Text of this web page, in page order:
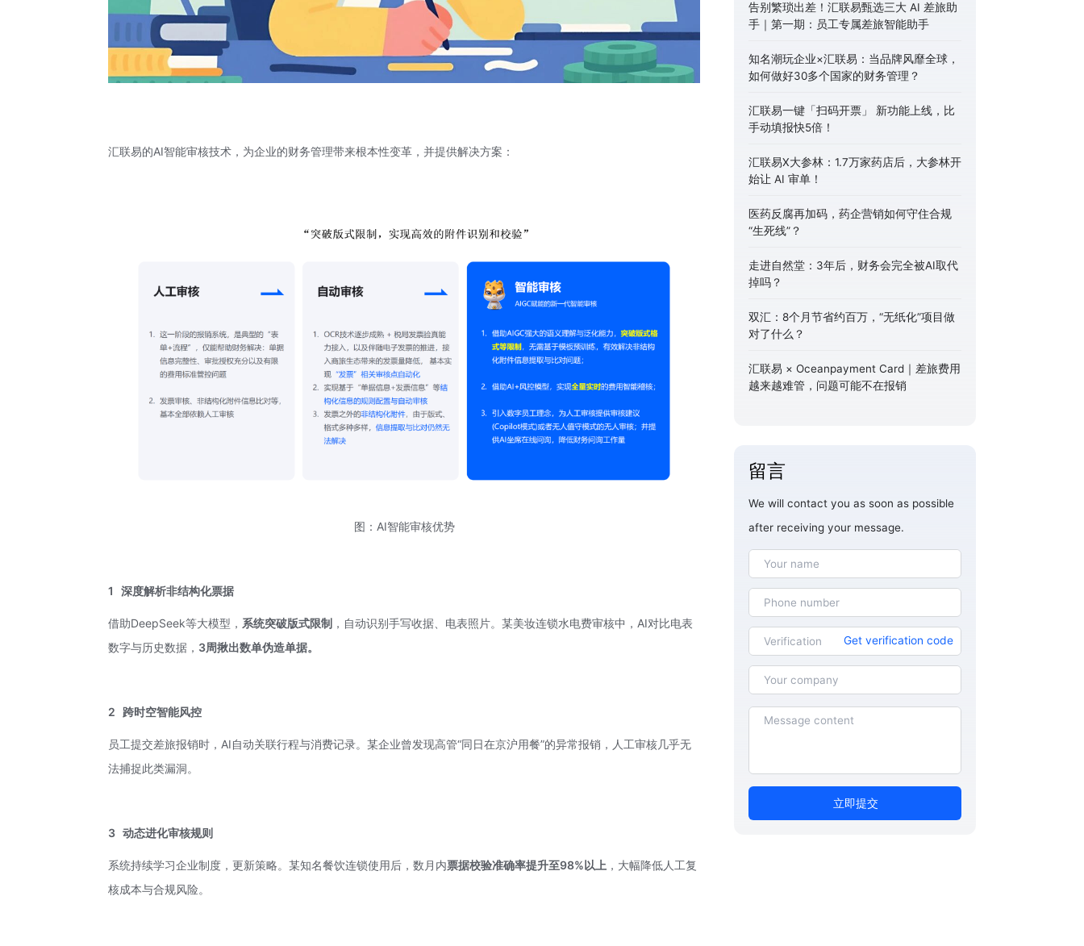
汇联易的AI智能审核技术，为企业的财务管理带来根本性变革，并提供解决方案：
图：AI智能审核优势
1深度解析非结构化票据
借助DeepSeek等大模型， 系统突破版式限制 ，自动识别手写收据、电表照片。某美妆连锁水电费审核中，AI对比电表
数字与历史数据， 3周揪出数单伪造单据。
2 跨时空智能风控
员工提交差旅报销时，AI自动关联行程与消费记录。某企业曾发现高管“同日在京沪用餐”的异常报销，人工审核几乎无
法捕捉此类漏洞。
3动态进化审核规则
系统持续学习企业制度，更新策略。某知名餐饮连锁使用后，数月内票据校验准确率提升至98%以上 ，大幅降低人工复
核成本与合规风险。
告别繁琐出差！汇联易甄选三大 AI 差旅助
手｜第一期：员工专属差旅智能助手
知名潮玩企业×汇联易：当品牌风靡全球，
如何做好30多个国家的财务管理？
汇联易一键「扫码开票」 新功能上线，比
手动填报快5倍！
汇联易X大参林：1.7万家药店后，大参林开
始让 AI 审单！
医药反腐再加码，药企营销如何守住合规
“生死线”？
走进自然堂：3年后，财务会完全被AI取代
掉吗？
双汇：8个月节省约百万，“无纸化”项目做
对了什么？
汇联易 × Oceanpayment Card｜差旅费用
越来越难管，问题可能不在报销
留言
We will contact you as soon as possible
after receiving your message.
Get verification code
立即提交